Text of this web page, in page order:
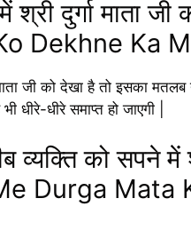
श्री दुर्गा माता
Dekhne Ka
जी को देखा है तो इसका
धीरे-धीरे समाप्त हो जाएगी |
व्यक्ति को सपने
Durga Mata